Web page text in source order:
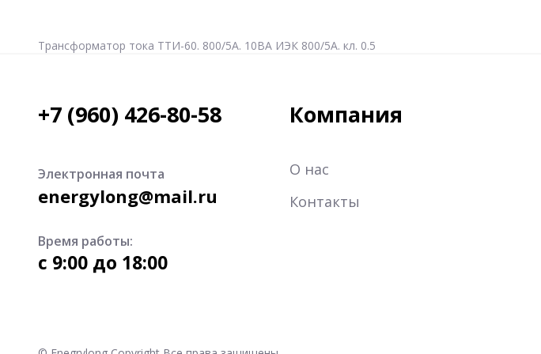
Трансформатор тока ТТИ-60. 800/5А. 10ВА ИЭК 800/5А. кл. 0.5
+7 (960) 426-80-58
Электронная почта
energylong@mail.ru
Время работы:
c 9:00 до 18:00
Компания
О нас
Контакты